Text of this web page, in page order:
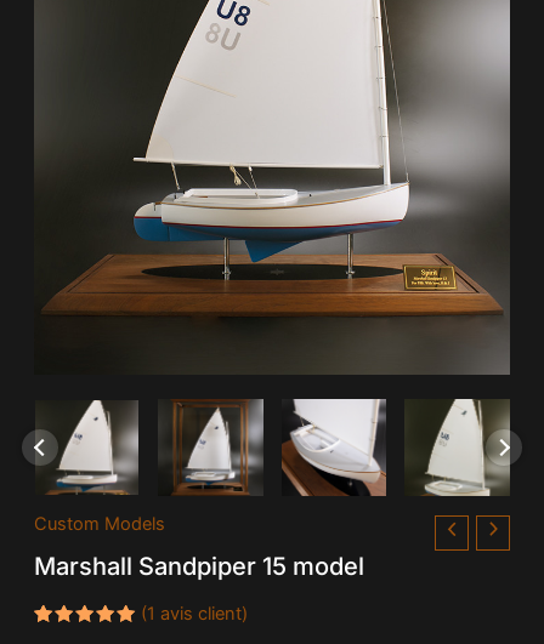
Custom Models
Marshall Sandpiper 15 model
(1 avis client)